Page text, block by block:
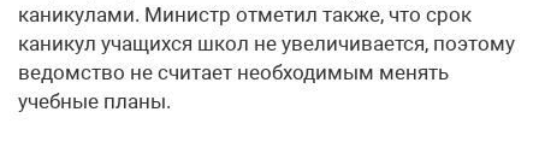
каникулами. Министр отметил также, что срок
каникул учащихся школ не увеличивается, поэтому
ведомство не считает необходимым менять
учебные планы.